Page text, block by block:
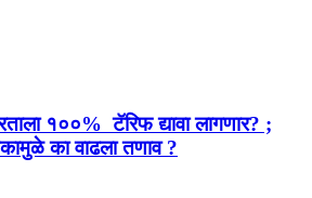
१००% टॅरिफ द्यावा लागणार? ;
का वाढला तणाव ?